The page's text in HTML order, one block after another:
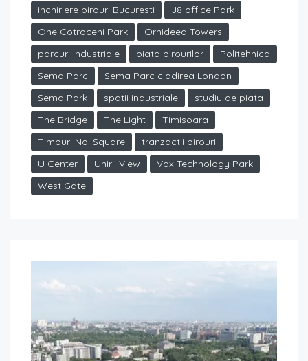
inchiriere birouri Bucuresti
J8 office Park
One Cotroceni Park
Orhideea Towers
parcuri industriale
piata birourilor
Politehnica
Sema Parc
Sema Parc cladirea London
Sema Park
spatii industriale
studiu de piata
The Bridge
The Light
Timisoara
Timpuri Noi Square
tranzactii birouri
U Center
Unirii View
Vox Technology Park
West Gate